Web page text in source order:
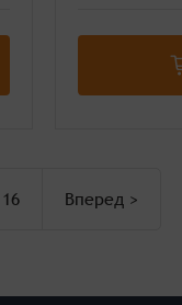
16 Вперед >